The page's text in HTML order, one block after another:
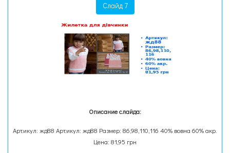
Слайд 7
Описание слайда:
Артикул: жд88 Артикул: жд88 Размер: 86,98,110,116 40% вовна 60% акр.
Цена: 81,95 грн